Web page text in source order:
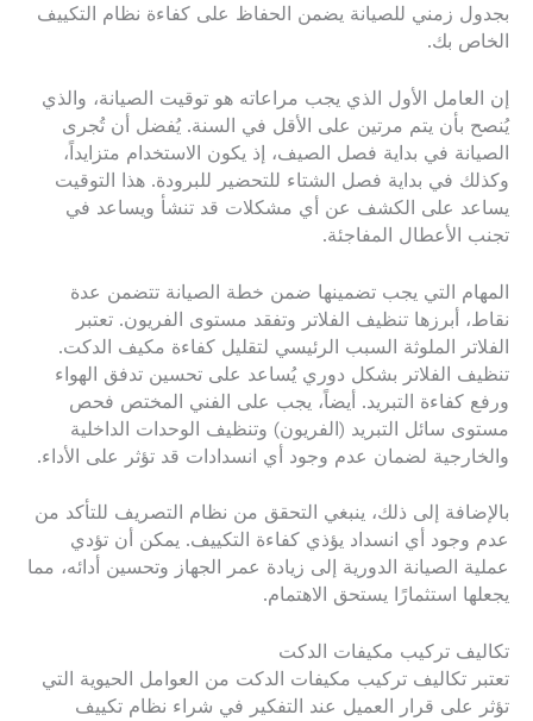
بجدول زمني للصيانة يضمن الحفاظ على كفاءة نظام التكييف
الخاص بك.
إن العامل الأول الذي يجب مراعاته هو توقيت الصيانة، والذي
يُنصح بأن يتم مرتين على الأقل في السنة. يُفضل أن تُجرى
الصيانة في بداية فصل الصيف، إذ يكون الاستخدام متزايداً،
وكذلك في بداية فصل الشتاء للتحضير للبرودة. هذا التوقيت
يساعد على الكشف عن أي مشكلات قد تنشأ ويساعد في
تجنب الأعطال المفاجئة.
المهام التي يجب تضمينها ضمن خطة الصيانة تتضمن عدة
نقاط، أبرزها تنظيف الفلاتر وتفقد مستوى الفريون. تعتبر
الفلاتر الملوثة السبب الرئيسي لتقليل كفاءة مكيف الدكت.
تنظيف الفلاتر بشكل دوري يُساعد على تحسين تدفق الهواء
ورفع كفاءة التبريد. أيضاً، يجب على الفني المختص فحص
مستوى سائل التبريد (الفريون) وتنظيف الوحدات الداخلية
والخارجية لضمان عدم وجود أي انسدادات قد تؤثر على الأداء.
بالإضافة إلى ذلك، ينبغي التحقق من نظام التصريف للتأكد من
عدم وجود أي انسداد يؤذي كفاءة التكييف. يمكن أن تؤدي
عملية الصيانة الدورية إلى زيادة عمر الجهاز وتحسين أدائه، مما
يجعلها استثمارًا يستحق الاهتمام.
تكاليف تركيب مكيفات الدكت
تعتبر تكاليف تركيب مكيفات الدكت من العوامل الحيوية التي
تؤثر على قرار العميل عند التفكير في شراء نظام تكييف